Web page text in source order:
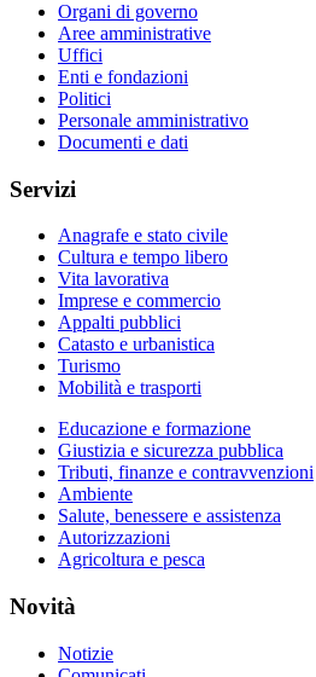
Organi di governo
Aree amministrative
Uffici
Enti e fondazioni
Politici
Personale amministrativo
Documenti e dati
Servizi
Anagrafe e stato civile
Cultura e tempo libero
Vita lavorativa
Imprese e commercio
Appalti pubblici
Catasto e urbanistica
Turismo
Mobilità e trasporti
Educazione e formazione
Giustizia e sicurezza pubblica
Tributi, finanze e contravvenzioni
Ambiente
Salute, benessere e assistenza
Autorizzazioni
Agricoltura e pesca
Novità
Notizie